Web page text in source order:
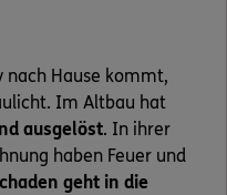
nach Hause kommt,
Im Altbau hat
ausgelöst. In ihrer
haben Feuer und
geht in die